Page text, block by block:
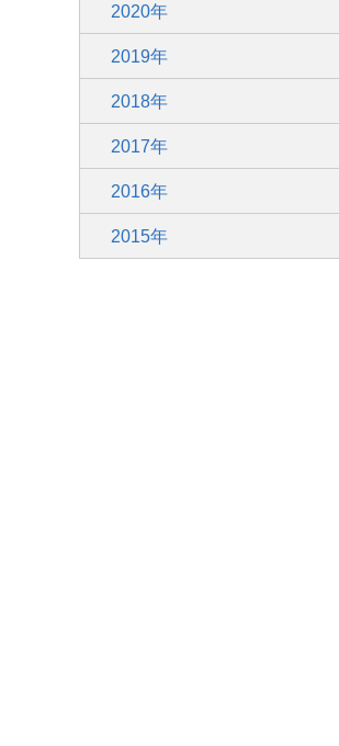
2020年
2019年
2018年
2017年
2016年
2015年